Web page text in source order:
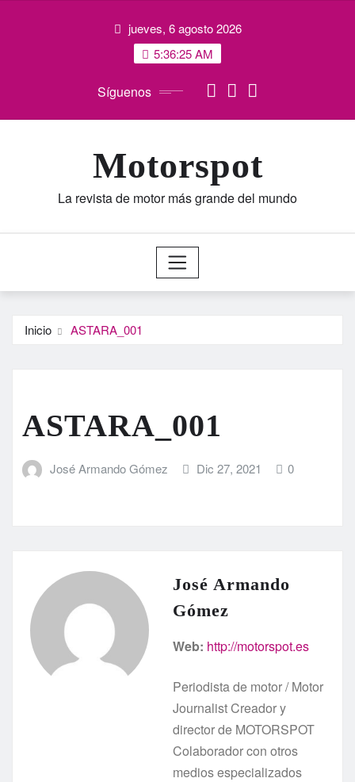
jueves, 6 agosto 2026
5:36:25 AM
Síguenos
Motorspot
La revista de motor más grande del mundo
Inicio ASTARA_001
ASTARA_001
José Armando Gómez Dic 27, 2021 0
José Armando
Gómez
Web: http://motorspot.es
Periodista de motor / Motor
Journalist Creador y
director de MOTORSPOT
Colaborador con otros
medios especializados